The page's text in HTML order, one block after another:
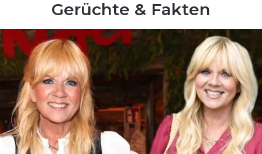
Gerüchte & Fakten